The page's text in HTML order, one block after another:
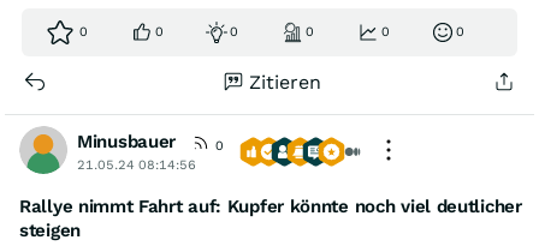
0 0 0 0 0 0
Zitieren
Minusbauer
0
21.05.24 08:14:56
Rallye nimmt Fahrt auf: Kupfer könnte noch viel deutlicher
steigen